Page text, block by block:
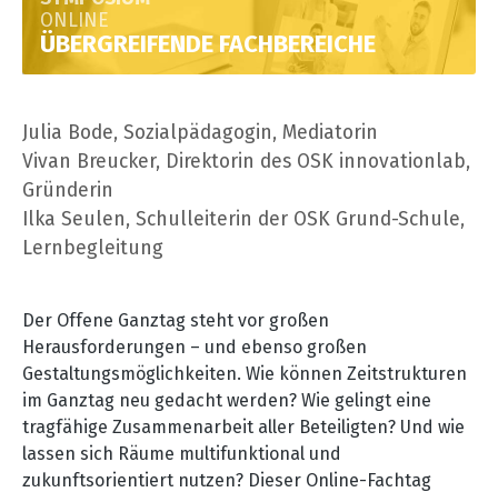
ONLINE
ÜBERGREIFENDE FACHBEREICHE
Julia Bode, Sozialpädagogin, Mediatorin
Vivan Breucker, Direktorin des OSK innovationlab,
Gründerin
Ilka Seulen, Schulleiterin der OSK Grund-Schule,
Lernbegleitung
Der Offene Ganztag steht vor großen
Herausforderungen – und ebenso großen
Gestaltungsmöglichkeiten. Wie können Zeitstrukturen
im Ganztag neu gedacht werden? Wie gelingt eine
tragfähige Zusammenarbeit aller Beteiligten? Und wie
lassen sich Räume multifunktional und
zukunftsorientiert nutzen? Dieser Online-Fachtag